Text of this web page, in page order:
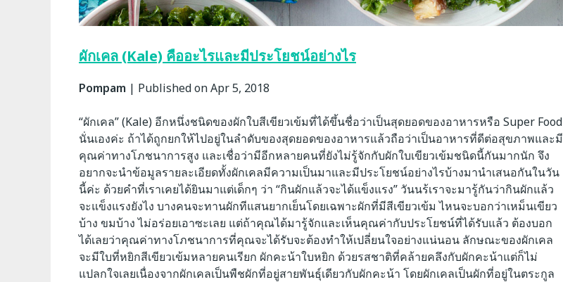
ผักเคล (Kale) คืออะไรและมีประโยชน์อย่างไร
Pompam | Published on Apr 5, 2018
“ผักเคล” (Kale) อีกหนึ่งชนิดของผักใบสีเขียวเข้มที่ได้ขึ้นชื่อว่าเป็นสุดยอดของอาหารหรือ Super Food
นั่นเองค่ะ ถ้าได้ถูกยกให้ไปอยู่ในลำดับของสุดยอดของอาหารแล้วถือว่าเป็นอาหารที่ดีต่อสุขภาพและมี
คุณค่าทางโภชนาการสูง และเชื่อว่ามีอีกหลายคนที่ยังไม่รู้จักกับผักใบเขียวเข้มชนิดนี้กันมากนัก จึง
อยากจะนำข้อมูลรายละเอียดทั้งผักเคลมีความเป็นมาและมีประโยชน์อย่างไรบ้างมานำเสนอกันในวัน
นี้ค่ะ ด้วยคำที่เราเคยได้ยินมาแต่เด็กๆ ว่า “กินผักแล้วจะได้แข็งแรง” วันนร้เราจะมารู้กันว่ากินผักแล้ว
จะแข็งแรงยังไง บางคนจะทานผักทีแสนยากเย็นโดยเฉพาะผักที่มีสีเขียวเข้ม ไหนจะบอกว่าเหม็นเขียว
บ้าง ขมบ้าง ไม่อร่อยเอาซะเลย แต่ถ้าคุณได้มารู้จักและเห็นคุณค่ากับประโยชน์ที่ได้รับแล้ว ต้องบอก
ได้เลยว่าคุณค่าทางโภชนาการที่คุณจะได้รับจะต้องทำให้เปลี่ยนใจอย่างแน่นอน ลักษณะของผักเคล
จะมีใบที่หยิกสีเขียวเข้มหลายคนเรียก ผักคะน้าใบหยิก ด้วยรสชาติที่คล้ายคลึงกับผักคะน้าแต่ก็ไม่
แปลกใจเลยเนื่องจากผักเคลเป็นพืชผักที่อยู่สายพันธุ์เดียวกับผักคะน้า โดยผักเคลเป็นผักที่อยู่ในตระกูล